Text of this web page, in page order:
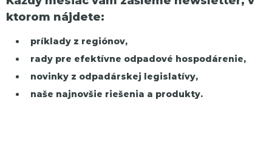
ktorom nájdete:
príklady z regiónov,
rady pre efektívne odpadové hospodárenie,
novinky z odpadárskej legislatívy,
naše najnovšie riešenia a produkty.